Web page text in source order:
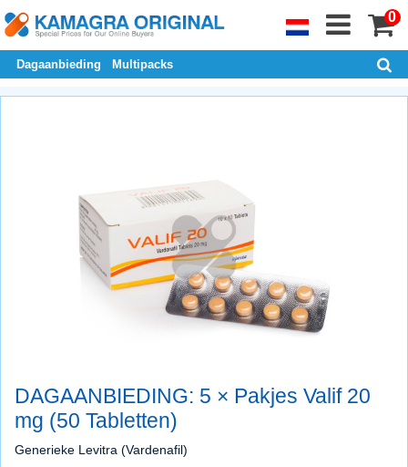
0
Dagaanbieding Multipacks
DAGAANBIEDING: 5 × Pakjes Valif 20
mg (50 Tabletten)
Generieke Levitra (Vardenafil)